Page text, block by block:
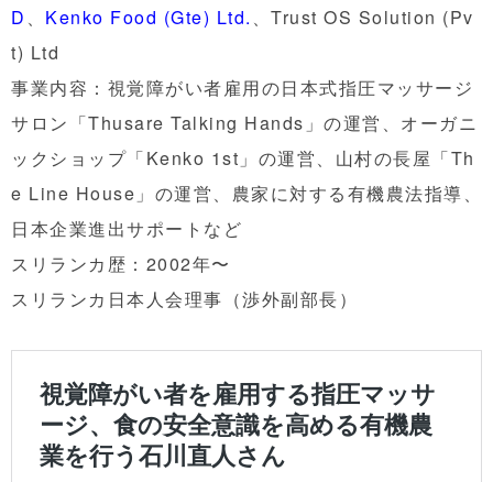
D Kenko Food (Gte) Ltd.
、Trust OS Solution (Pv
t) Ltd
事業内容：視覚障がい者雇用の日本式指圧マッサージ
サロン「Thusare Talking Hands」の運営、オーガニ
ックショップ「Kenko 1st」の運営、山村の長屋「Th
e Line House」の運営、農家に対する有機農法指導、
日本企業進出サポートなど
スリランカ歴：2002年〜
スリランカ日本人会理事（渉外副部長）